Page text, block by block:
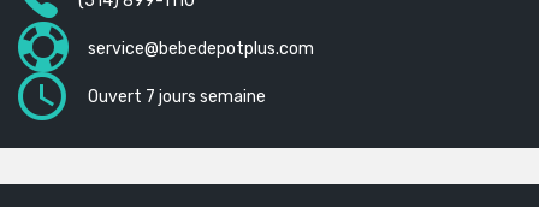
service@bebedepotplus.com
Ouvert 7 jours semaine